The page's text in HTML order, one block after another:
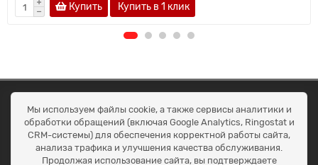
Купить Купить в 1 клик
ОКЕАН ТРЕЙД
Договір публичної оферти
Доставка та оплата
Наші контакти
Умови повернення
Мы используем файлы cookie, а также сервисы аналитики и
обработки обращений (включая Google Analytics, Ringostat и
CRM-системы) для обеспечения корректной работы сайта,
анализа трафика и улучшения качества обслуживания.
Продолжая использование сайта, вы подтверждаете